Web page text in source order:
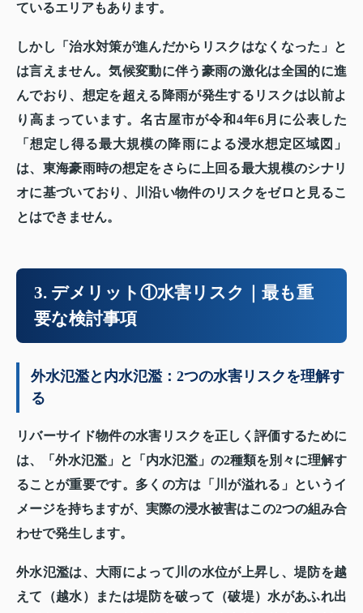
ているエリアもあります。
しかし「治水対策が進んだからリスクはなくなった」と
は言えません。気候変動に伴う豪雨の激化は全国的に進
んでおり、想定を超える降雨が発生するリスクは以前よ
り高まっています。名古屋市が令和4年6月に公表した
「想定し得る最大規模の降雨による浸水想定区域図」
は、東海豪雨時の想定をさらに上回る最大規模のシナリ
オに基づいており、川沿い物件のリスクをゼロと見るこ
とはできません。
3. デメリット①水害リスク｜最も重
要な検討事項
外水氾濫と内水氾濫：2つの水害リスクを理解す
る
リバーサイド物件の水害リスクを正しく評価するために
は、「外水氾濫」と「内水氾濫」の2種類を別々に理解す
ることが重要です。多くの方は「川が溢れる」というイ
メージを持ちますが、実際の浸水被害はこの2つの組み合
わせで発生します。
外水氾濫は、大雨によって川の水位が上昇し、堤防を越
えて（越水）または堤防を破って（破堤）水があふれ出